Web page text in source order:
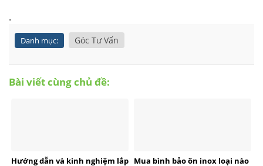
.
Danh mục: Góc Tư Vấn
Bài viết cùng chủ đề:
Hướng dẫn và kinh nghiệm lắp Mua bình bảo ôn inox loại nào